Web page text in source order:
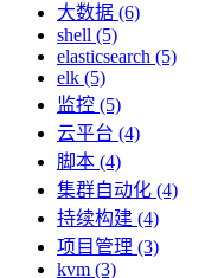
大数据 (6)
shell (5)
elasticsearch (5)
elk (5)
监控 (5)
云平台 (4)
脚本 (4)
集群自动化 (4)
持续构建 (4)
项目管理 (3)
kvm (3)